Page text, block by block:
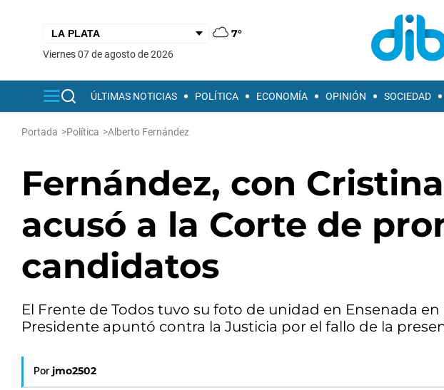
7°
viernes 07 de agosto de 2026
ÚLTIMAS NOTICIAS POLÍTICA ECONOMÍA OPINIÓN SOCIEDAD
Portada >Política >Alberto Fernández
Fernández, con
acusó a la Corte de
candidatos
El Frente de Todos tuvo su foto de unidad en Ensenada
Presidente apuntó contra la Justicia por el fallo de la
Por jmo2502